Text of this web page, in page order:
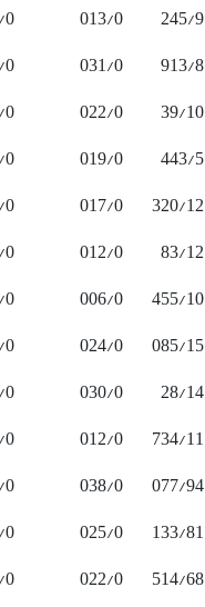
245/9
013/0
913/8
031/0
39/10
022/0
443/5
019/0
320/12
017/0
83/12
012/0
455/10
006/0
085/15
024/0
28/14
030/0
734/11
012/0
077/94
038/0
133/81
025/0
514/68
022/0